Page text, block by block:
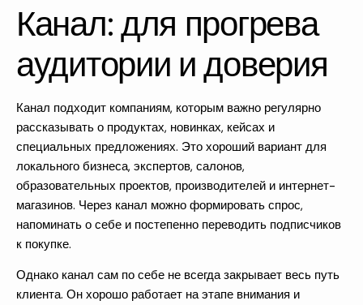
Канал: для прогрева
аудитории и доверия
Канал подходит компаниям, которым важно регулярно
рассказывать о продуктах, новинках, кейсах и
специальных предложениях. Это хороший вариант для
локального бизнеса, экспертов, салонов,
образовательных проектов, производителей и интернет-
магазинов. Через канал можно формировать спрос,
напоминать о себе и постепенно переводить подписчиков
к покупке.
Однако канал сам по себе не всегда закрывает весь путь
клиента. Он хорошо работает на этапе внимания и